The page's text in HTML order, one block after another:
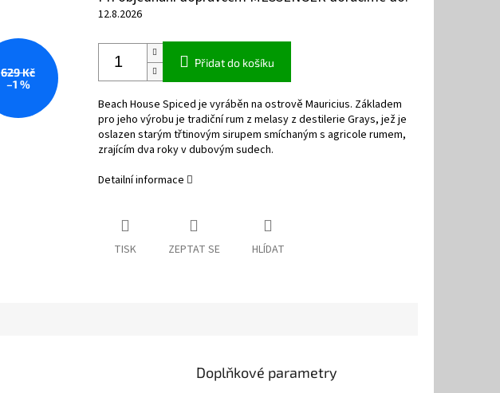
629 Kč
–1 %
12.8.2026
Přidat do košíku
Beach House Spiced je vyráběn na ostrově Mauricius. Základem
pro jeho výrobu je tradiční rum z melasy z destilerie Grays, jež je
oslazen starým třtinovým sirupem smíchaným s agricole rumem,
zrajícím dva roky v dubovým sudech.
Detailní informace
TISK ZEPTAT SE HLÍDAT
Doplňkové parametry